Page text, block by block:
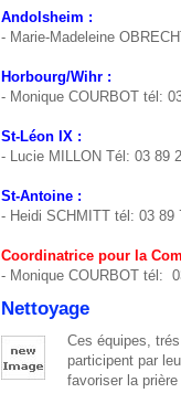
Andolsheim :
- Marie-Madeleine
Horbourg/Wihr :
- Monique COURBOT tél:
St-Léon IX :
- Lucie MILLON Tél: 03 89
St-Antoine :
- Heidi SCHMITT tél: 03 89
Coordinatrice pour la
- Monique COURBOT tél:
Nettoyage
Ces équipes,
participent par
favoriser la